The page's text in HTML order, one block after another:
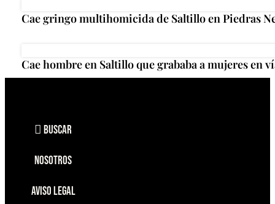
Cae gringo multihomicida de Saltillo en Piedras
Cae hombre en Saltillo que grababa a mujeres en
Buscar
Nosotros
Aviso Legal